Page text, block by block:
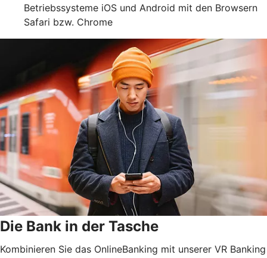
Betriebssysteme iOS und Android mit den Browsern
Safari bzw. Chrome
Die Bank in der Tasche
Kombinieren Sie das OnlineBanking mit unserer VR Banking